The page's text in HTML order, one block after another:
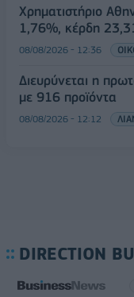
Χρηματιστήριο
1,76%, κέρδη
08/08/2026 - 12:36
Διευρύνεται η
με 916 προϊόντα
08/08/2026 - 12:12
DIRECTION